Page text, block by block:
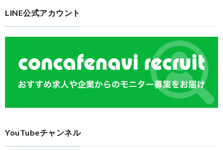
LINE公式アカウント
YouTubeチャンネル